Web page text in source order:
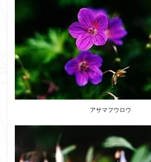
アサマフウロウ